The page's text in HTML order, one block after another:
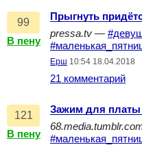
99
В пену
Прыгнуть
pressa.tv —
Ерш 10:54 18.04.2018
21 комментарий
121
В пену
Зажим для платы